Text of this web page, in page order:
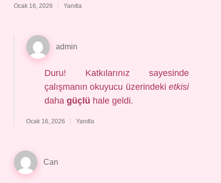
Ocak 16, 2026 Yanıtla
admin
Duru! Katkılarınız sayesinde
çalışmanın okuyucu üzerindekietkisi
daha güçlü hale geldi.
Ocak 16, 2026 Yanıtla
Can